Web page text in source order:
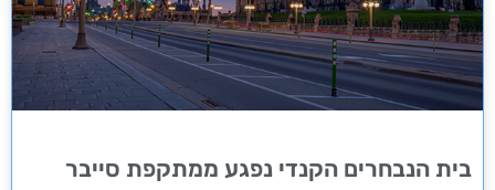
בית הנבחרים הקנדי נפגע ממתקפת סייבר